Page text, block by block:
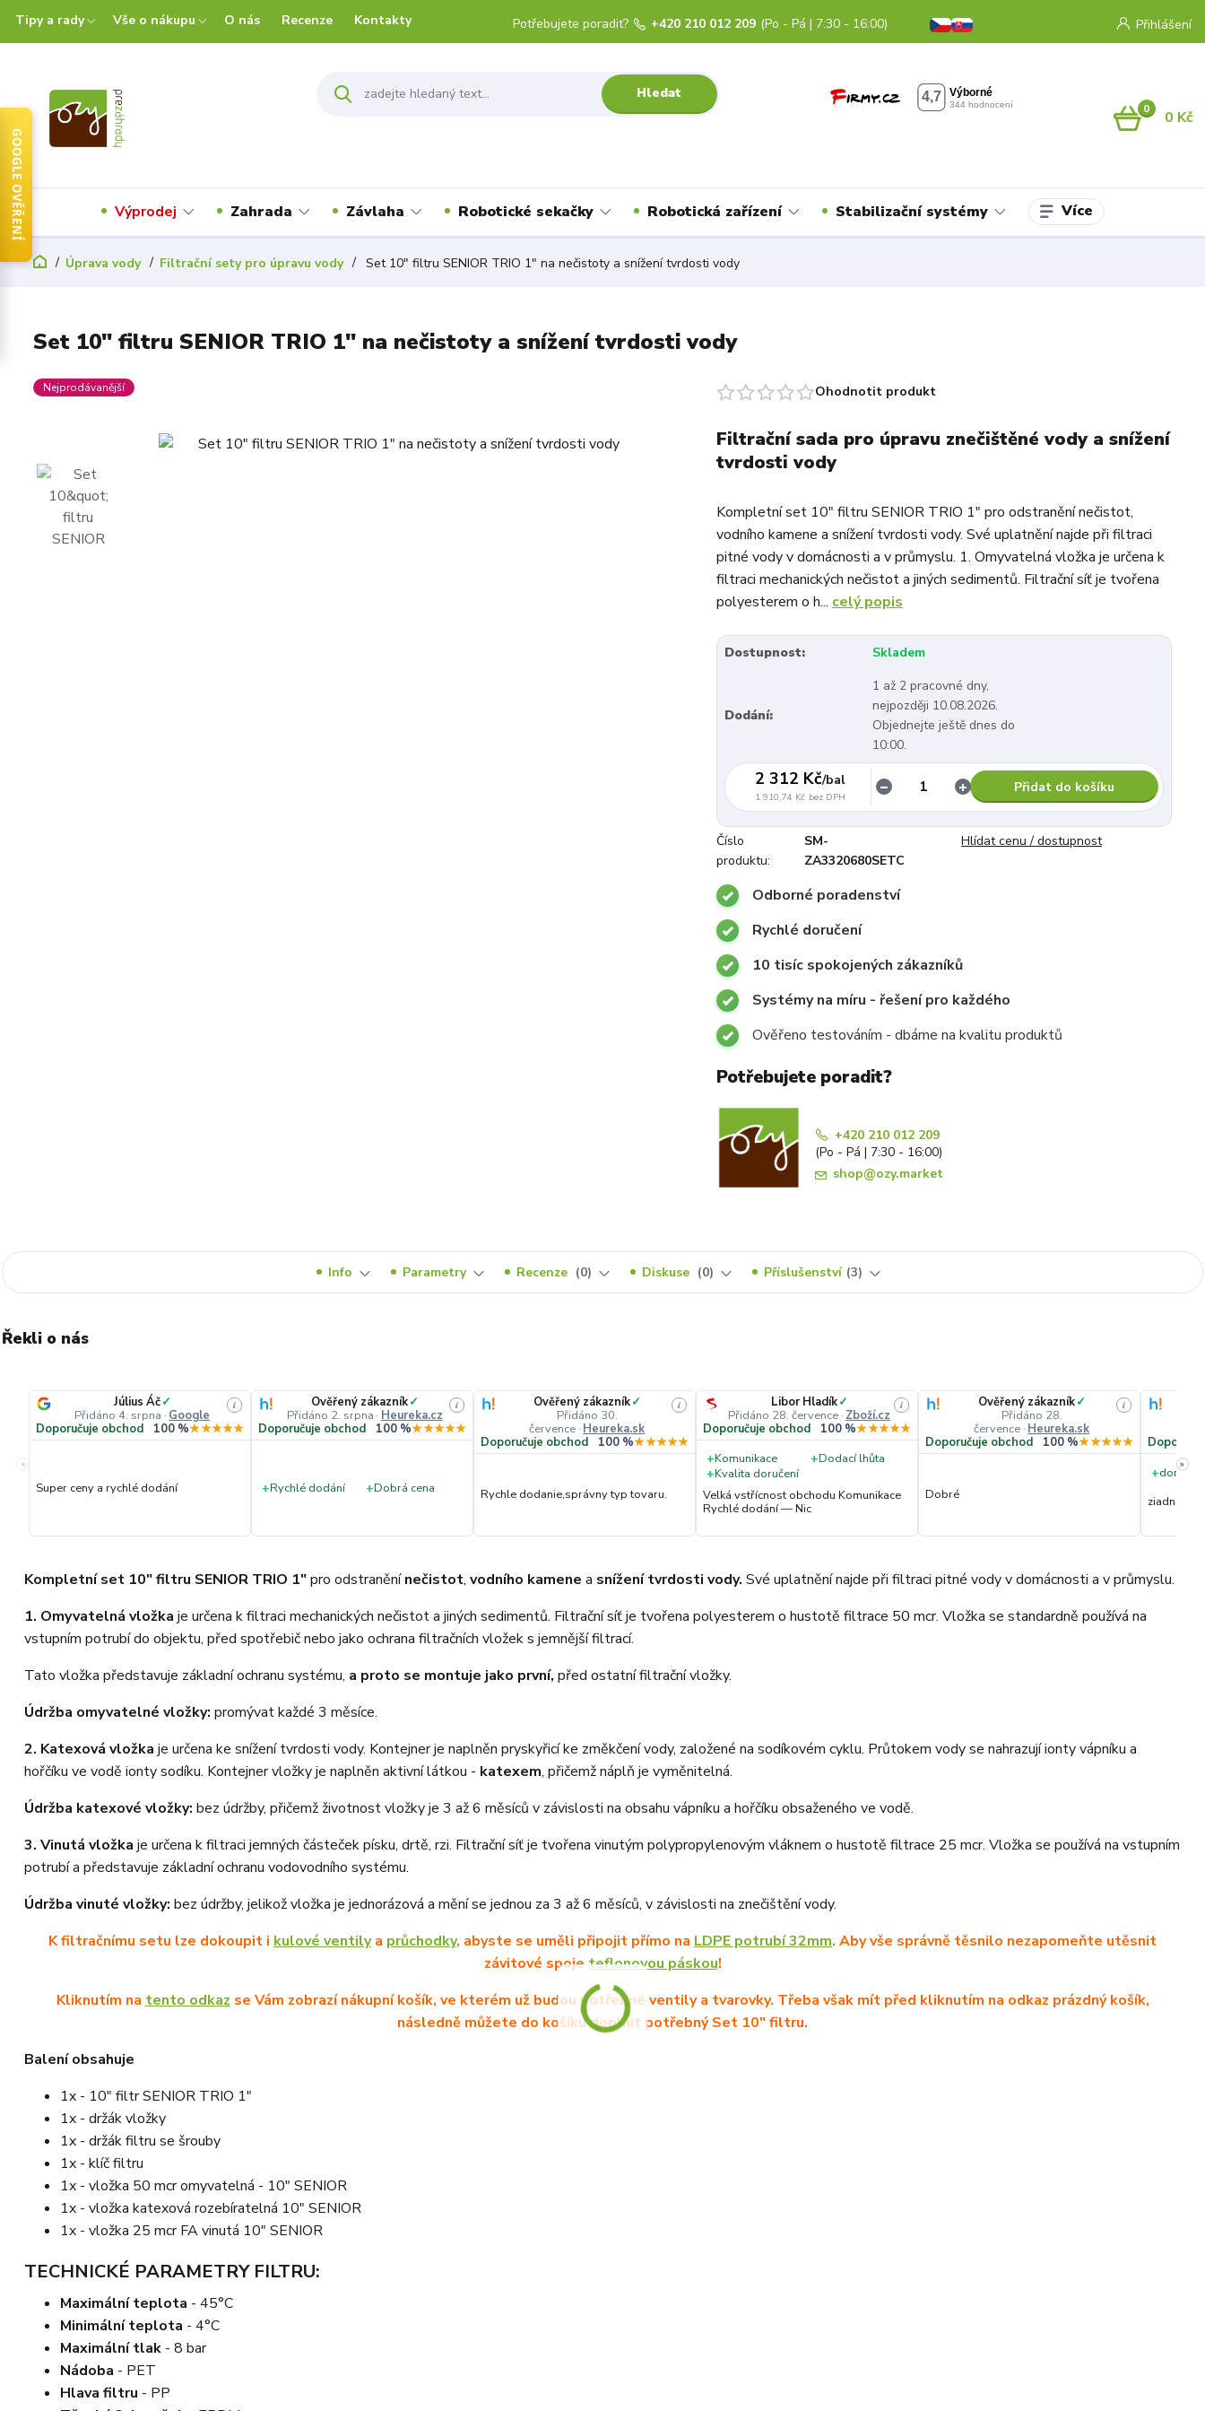
Tipy a rady Vše o nákupu O nás Recenze Kontakty Přihlášení
Hledat
Potřebujete poradit? +420 210 012 209 (Po - Pá | 7:30 - 16:00)
0 0 Kč
Výprodej Zahrada Závlaha Robotické sekačky Robotická zařízení Stabilizační systémy Více
Úprava vody Filtrační sety pro úpravu vody Set 10" filtru SENIOR TRIO 1" na nečistoty a snížení tvrdosti vody
Set 10" filtru SENIOR TRIO 1" na nečistoty a snížení tvrdosti vody
Nejprodávanější Ohodnotit produkt
Filtrační sada pro úpravu znečištěné vody a snížení
tvrdosti vody
Kompletní set 10" filtru SENIOR TRIO 1" pro odstranění nečistot,
vodního kamene a snížení tvrdosti vody. Své uplatnění najde při filtraci
pitné vody v domácnosti a v průmyslu. 1. Omyvatelná vložka je určena k
filtraci mechanických nečistot a jiných sedimentů. Filtrační síť je tvořena
polyesterem o h... celý popis
Dostupnost: Skladem
Dodání:
1 až 2 pracovné dny,
nejpozději 10.08.2026.
Objednejte ještě dnes do
10:00.
2 312 Kč/bal
1 910,74 Kč bez DPH
Přidat do košíku
Číslo
produktu:
SM-
ZA3320680SETC
Hlídat cenu / dostupnost
Odborné poradenství
Rychlé doručení
10 tisíc spokojených zákazníků
Systémy na míru - řešení pro každého
Ověřeno testováním - dbáme na kvalitu produktů
Potřebujete poradit?
+420 210 012 209
(Po - Pá | 7:30 - 16:00)
shop@ozy.market
Info Parametry Recenze 0 Diskuse 0 Příslušenství 3
Řekli o nás
«
Július Áč✓
Přidáno 4. srpna · Google
i
Doporučuje obchod 100 %★★★★★
Super ceny a rychlé dodání
Ověřený zákazník✓
Přidáno 2. srpna · Heureka.cz
i
Doporučuje obchod 100 %★★★★★
+Rychlé dodání +Dobrá cena
Ověřený zákazník✓
Přidáno 30.
července · Heureka.sk
i
Doporučuje obchod 100 %★★★★★
Rychle dodanie,správny typ tovaru.
Libor Hladík✓
Přidáno 28. července · Zboží.cz
i
Doporučuje obchod 100 %★★★★★
+Komunikace +Dodací lhůta
+Kvalita doručení
Velká vstřícnost obchodu Komunikace
Rychlé dodání — Nic
Ověřený zákazník✓
Přidáno 28.
července · Heureka.sk
i
Doporučuje obchod 100 %★★★★★
Dobré
+
ziadna
»
Kompletní set 10" filtru SENIOR TRIO 1"pro odstraněnínečistot, vodního kamene a snížení tvrdosti vody. Své uplatnění najde při filtraci pitné vody v domácnosti a v průmyslu.
1. Omyvatelná vložka je určena k filtraci mechanických nečistot a jiných sedimentů. Filtrační síť je tvořena polyesterem o hustotě filtrace 50 mcr. Vložka se standardně používá na
vstupním potrubí do objektu, před spotřebič nebo jako ochrana filtračních vložek s jemnější filtrací.
Tato vložka představuje základní ochranu systému, a proto se montuje jako první, před ostatní filtrační vložky.
Údržba omyvatelné vložky: promývat každé 3 měsíce.
2. Katexová vložka je určena ke snížení tvrdosti vody. Kontejner je naplněn pryskyřicí ke změkčení vody, založené na sodíkovém cyklu. Průtokem vody se nahrazují ionty vápníku a
hořčíku ve vodě ionty sodíku. Kontejner vložky je naplněn aktivní látkou - katexem, přičemž náplň je vyměnitelná.
Údržba katexové vložky: bez údržby, přičemž životnost vložky je 3 až 6 měsíců v závislosti na obsahu vápníku a hořčíku obsaženého ve vodě.
3. Vinutá vložka je určena k filtraci jemných částeček písku, drtě, rzi. Filtrační síť je tvořena vinutým polypropylenovým vláknem o hustotě filtrace 25 mcr. Vložka se používá na vstupním
potrubí a představuje základní ochranu vodovodního systému.
Údržba vinuté vložky: bez údržby, jelikož vložka je jednorázová a mění se jednou za 3 až 6 měsíců, v závislosti na znečištění vody.
K filtračnímu setu lze dokoupit i kulové ventilya průchodky, abyste se uměli připojit přímo na LDPE potrubí 32mm. Aby vše správně těsnilo nezapomeňte utěsnit
závitové spoje teflonovou páskou!
Kliknutím na tento odkaz se Vám zobrazí nákupní košík, ve kterém už budou potřebné ventily a tvarovky. Třeba však mít před kliknutím na odkaz prázdný košík,
následně můžete do košíku doplnit potřebný Set 10" filtru.
Balení obsahuje
1x - 10" filtr SENIOR TRIO 1"
1x - držák vložky
1x - držák filtru se šrouby
1x - klíč filtru
1x - vložka 50 mcr omyvatelná - 10" SENIOR
1x - vložka katexová rozebíratelná 10" SENIOR
1x - vložka 25 mcr FA vinutá 10" SENIOR
TECHNICKÉ PARAMETRY FILTRU:
Maximální teplota - 45°C
Minimální teplota - 4°C
Maximální tlak - 8 bar
Nádoba - PET
Hlava filtru - PP
GOOGLE OVĚŘENÍ